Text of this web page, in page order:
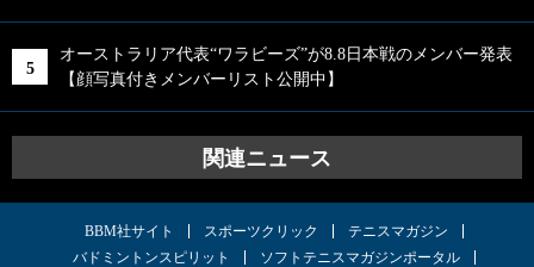
オーストラリア代表“ワラビーズ”が8.8日本戦のメンバー発表
【顔写真付きメンバーリスト公開中】
関連ニュース
BBM社サイト スポーツクリック
テニスマガジン
バドミントンスピリット
ソフトテニスマガジンポータル